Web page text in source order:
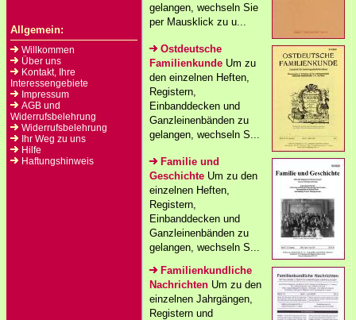
Allgemein:
Willkommen
Über uns
Kontakt, Ihre
Interessengebiete
Impressum
AGB und
Widerrufsbelehrung
Widerrufsbelehrung
Ihr Weg zu uns
Hilfe
Haftungshinweis
gelangen, wechseln Sie
per Mausklick zu u...
Ostdeutsche
Familienkunde Um zu
den einzelnen Heften,
Registern,
Einbanddecken und
Ganzleinenbänden zu
gelangen, wechseln S...
Familie und
Geschichte Um zu den
einzelnen Heften,
Registern,
Einbanddecken und
Ganzleinenbänden zu
gelangen, wechseln S...
Familienkundliche
Nachrichten Um zu den
einzelnen Jahrgängen,
Registern und